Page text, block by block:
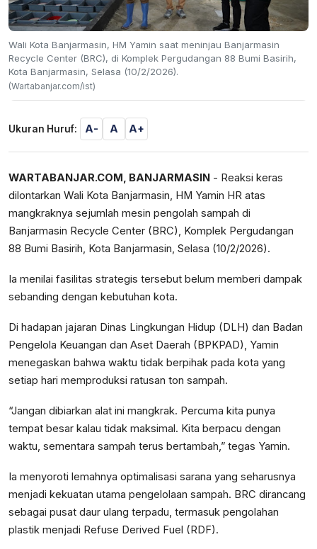
Wali Kota Banjarmasin, HM Yamin saat meninjau Banjarmasin
Recycle Center (BRC), di Komplek Pergudangan 88 Bumi Basirih,
Kota Banjarmasin, Selasa (10/2/2026).
(Wartabanjar.com/ist)
Ukuran Huruf: A- A A+
WARTABANJAR.COM, BANJARMASIN - Reaksi keras
dilontarkan Wali Kota Banjarmasin, HM Yamin HR atas
mangkraknya sejumlah mesin pengolah sampah di
Banjarmasin Recycle Center (BRC), Komplek Pergudangan
88 Bumi Basirih, Kota Banjarmasin, Selasa (10/2/2026).
Ia menilai fasilitas strategis tersebut belum memberi dampak
sebanding dengan kebutuhan kota.
Di hadapan jajaran Dinas Lingkungan Hidup (DLH) dan Badan
Pengelola Keuangan dan Aset Daerah (BPKPAD), Yamin
menegaskan bahwa waktu tidak berpihak pada kota yang
setiap hari memproduksi ratusan ton sampah.
“Jangan dibiarkan alat ini mangkrak. Percuma kita punya
tempat besar kalau tidak maksimal. Kita berpacu dengan
waktu, sementara sampah terus bertambah,” tegas Yamin.
Ia menyoroti lemahnya optimalisasi sarana yang seharusnya
menjadi kekuatan utama pengelolaan sampah. BRC dirancang
sebagai pusat daur ulang terpadu, termasuk pengolahan
plastik menjadi Refuse Derived Fuel (RDF).